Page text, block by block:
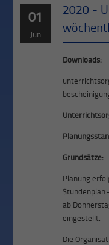
01
Jun
2020 -
Downloads:
Grundsätze:
Planung
Stundenplan
ab
eingestellt.
Die